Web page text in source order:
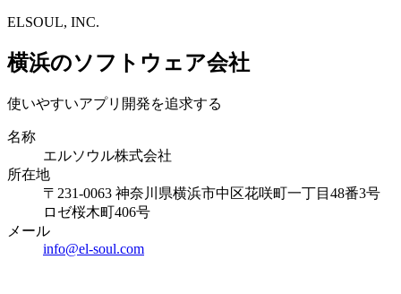
ELSOUL, INC.
横浜のソフトウェア会社
使いやすいアプリ開発を追求する
名称
エルソウル株式会社
所在地
〒231-0063 神奈川県横浜市中区花咲町一丁目48番3号
ロゼ桜木町406号
メール
info@el-soul.com